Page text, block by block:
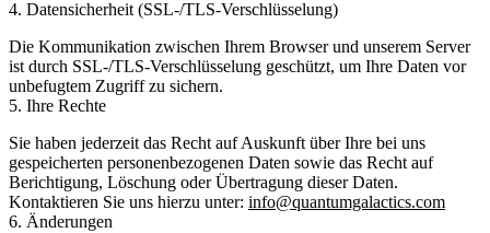
4. Datensicherheit (SSL-/TLS-Verschlüsselung)
Die Kommunikation zwischen Ihrem Browser und unserem Server
ist durch SSL-/TLS-Verschlüsselung geschützt, um Ihre Daten vor
unbefugtem Zugriff zu sichern.
5. Ihre Rechte
Sie haben jederzeit das Recht auf Auskunft über Ihre bei uns
gespeicherten personenbezogenen Daten sowie das Recht auf
Berichtigung, Löschung oder Übertragung dieser Daten.
Kontaktieren Sie uns hierzu unter: info@quantumgalactics.com
6. Änderungen